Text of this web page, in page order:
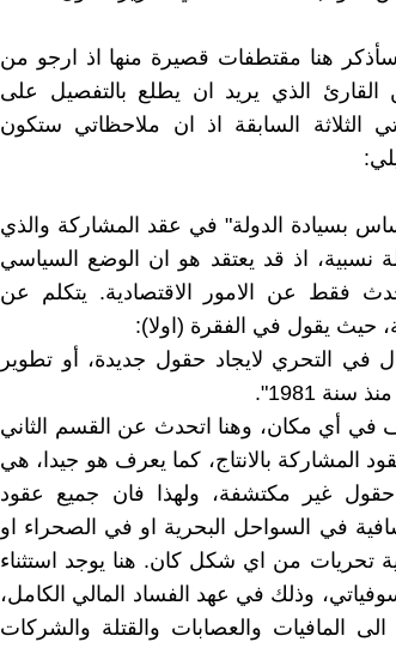
هنا مقتطفات قصيرة منها اذ ارجو من
القارئ الذي يريد ان يطلع بالتفصيل على
الثلاثة السابقة اذ ان ملاحظاتي ستكون
بسيادة الدولة" في عقد المشاركة والذي
نسبية، اذ قد يعتقد هو ان الوضع السياسي
فقط عن الامور الاقتصادية. يتكلم عن
حيث يقول في الفقرة (اولا):
في التحري لايجاد حقول جديدة، أو تطوير
1981".
في أي مكان، وهنا اتحدث عن القسم الثاني
المشاركة بالانتاج، كما يعرف هو جيدا، هي
غير مكتشفة، ولهذا فان جميع عقود
في السواحل البحرية او في الصحراء او
تحريات من اي شكل كان. هنا يوجد استثناء
وذلك في عهد الفساد المالي الكامل،
المافيات والعصابات والقتلة والشركات